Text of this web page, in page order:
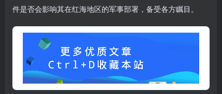
件是否会影响其在红海地区的军事部署，备受各方瞩目。